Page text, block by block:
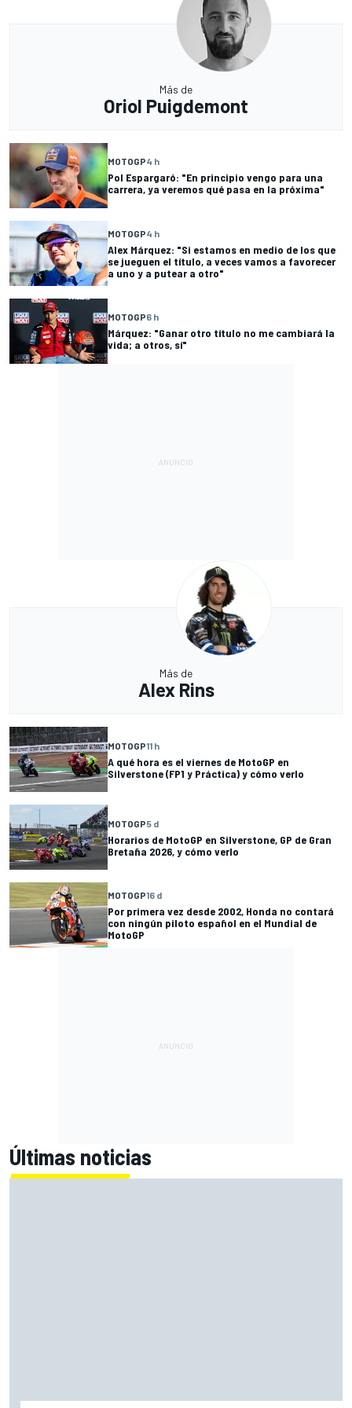
Más de
Oriol Puigdemont
MOTOGP4 h
Pol Espargaró: "En principio vengo para una
carrera, ya veremos qué pasa en la próxima"
MOTOGP4 h
Alex Márquez: "Si estamos en medio de los que
se jueguen el título, a veces vamos a favorecer
a uno y a putear a otro"
MOTOGP6 h
Márquez: "Ganar otro título no me cambiará la
vida; a otros, sí"
Más de
Alex Rins
MOTOGP11 h
A qué hora es el viernes de MotoGP en
Silverstone (FP1 y Práctica) y cómo verlo
MOTOGP5 d
Horarios de MotoGP en Silverstone, GP de Gran
Bretaña 2026, y cómo verlo
MOTOGP16 d
Por primera vez desde 2002, Honda no contará
con ningún piloto español en el Mundial de
MotoGP
Últimas noticias